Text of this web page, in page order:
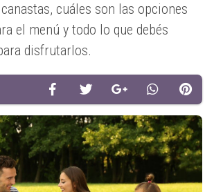
cuáles son las opciones
el menú y todo lo que debés
disfrutarlos.